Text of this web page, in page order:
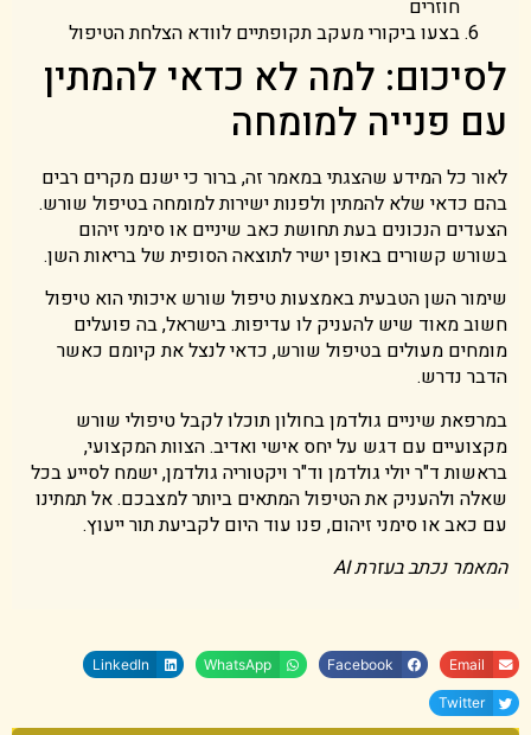
חוזרים
בצעו ביקורי מעקב תקופתיים לוודא הצלחת הטיפול
לסיכום: למה לא כדאי להמתין
עם פנייה למומחה
לאור כל המידע שהצגתי במאמר זה, ברור כי ישנם מקרים רבים
בהם כדאי שלא להמתין ולפנות ישירות למומחה בטיפול שורש.
הצעדים הנכונים בעת תחושת כאב שיניים או סימני זיהום
בשורש קשורים באופן ישיר לתוצאה הסופית של בריאות השן.
שימור השן הטבעית באמצעות טיפול שורש איכותי הוא טיפול
חשוב מאוד שיש להעניק לו עדיפות. בישראל, בה פועלים
מומחים מעולים בטיפול שורש, כדאי לנצל את קיומם כאשר
הדבר נדרש.
במרפאת שיניים גולדמן בחולון תוכלו לקבל טיפולי שורש
מקצועיים עם דגש על יחס אישי ואדיב. הצוות המקצועי,
בראשות ד"ר יולי גולדמן וד"ר ויקטוריה גולדמן, ישמח לסייע בכל
שאלה ולהעניק את הטיפול המתאים ביותר למצבכם. אל תמתינו
עם כאב או סימני זיהום, פנו עוד היום לקביעת תור ייעוץ.
המאמר נכתב בעזרת AI
Email
Facebook
WhatsApp
LinkedIn
Twitter